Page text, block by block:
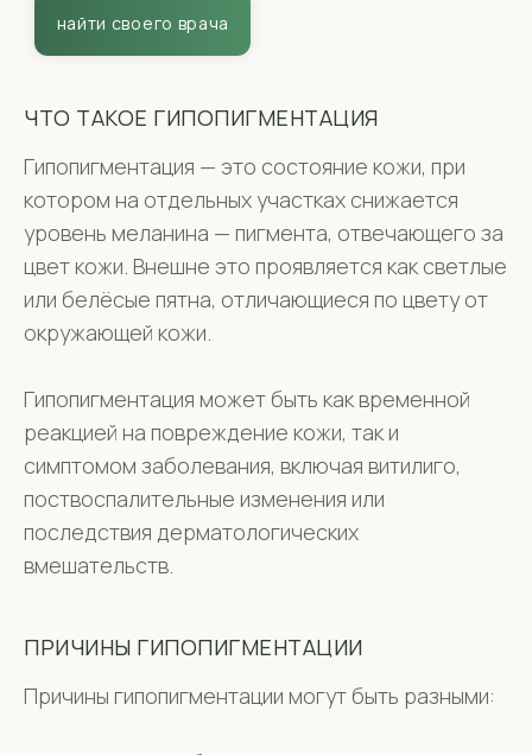
ЧТО ТАКОЕ ГИПОПИГМЕНТАЦИЯ
Гипопигментация — это состояние кожи, при
котором на отдельных участках снижается
уровень меланина — пигмента, отвечающего за
цвет кожи. Внешне это проявляется как светлые
или белёсые пятна, отличающиеся по цвету от
окружающей кожи.
Гипопигментация может быть как временной
реакцией на повреждение кожи, так и
симптомом заболевания, включая витилиго,
поствоспалительные изменения или
последствия дерматологических
вмешательств.
ПРИЧИНЫ ГИПОПИГМЕНТАЦИИ
Причины гипопигментации могут быть разными: